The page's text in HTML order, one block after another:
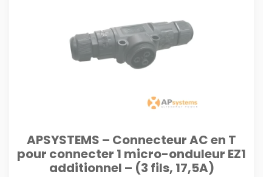
APSYSTEMS – Connecteur AC en T
pour connecter 1 micro-onduleur EZ1
additionnel – (3 fils, 17,5A)